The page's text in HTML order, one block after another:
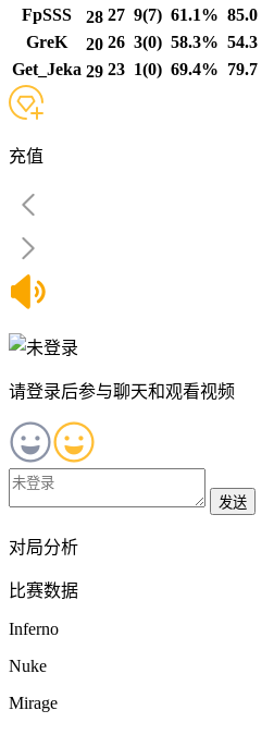
FpSSS
28 27 9(7) 61.1% 85.0
GreK
20 26 3(0) 58.3% 54.3
Get_Jeka 29 23 1(0) 69.4% 79.7
充值
请登录后参与聊天和观看视频
发送
对局分析
比赛数据
Inferno
Nuke
Mirage